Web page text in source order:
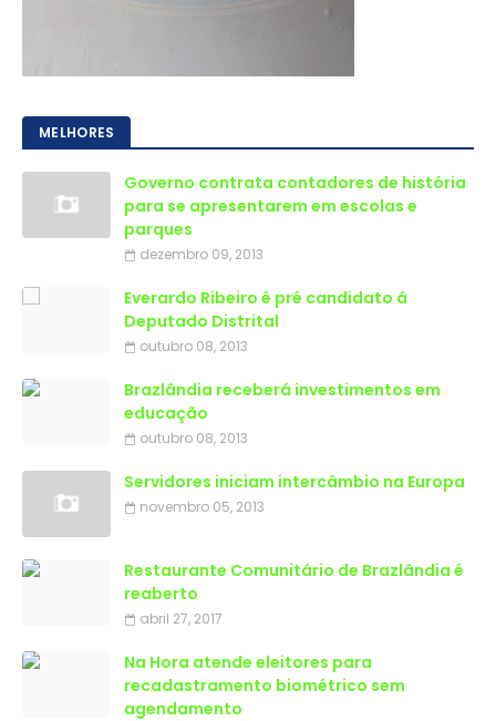
MELHORES
Governo contrata contadores de história
para se apresentarem em escolas e
parques
dezembro 09, 2013
Everardo Ribeiro é pré candidato á
Deputado Distrital
outubro 08, 2013
Brazlândia receberá investimentos em
educação
outubro 08, 2013
Servidores iniciam intercâmbio na Europa
novembro 05, 2013
Restaurante Comunitário de Brazlândia é
reaberto
abril 27, 2017
Na Hora atende eleitores para
recadastramento biométrico sem
agendamento